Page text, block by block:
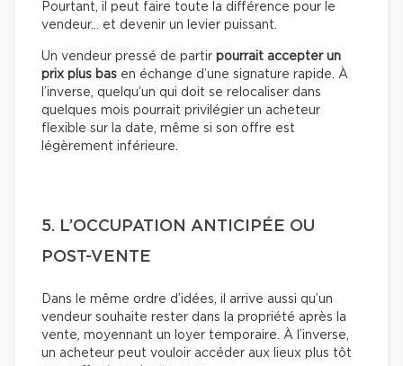
Pourtant, il peut faire toute la différence pour le
vendeur… et devenir un levier puissant.
Un vendeur pressé de partir pourrait accepter un
prix plus bas en échange d’une signature rapide. À
l’inverse, quelqu’un qui doit se relocaliser dans
quelques mois pourrait privilégier un acheteur
flexible sur la date, même si son offre est
légèrement inférieure.
5. L’OCCUPATION ANTICIPÉE OU
POST-VENTE
Dans le même ordre d’idées, il arrive aussi qu’un
vendeur souhaite rester dans la propriété après la
vente, moyennant un loyer temporaire. À l’inverse,
un acheteur peut vouloir accéder aux lieux plus tôt